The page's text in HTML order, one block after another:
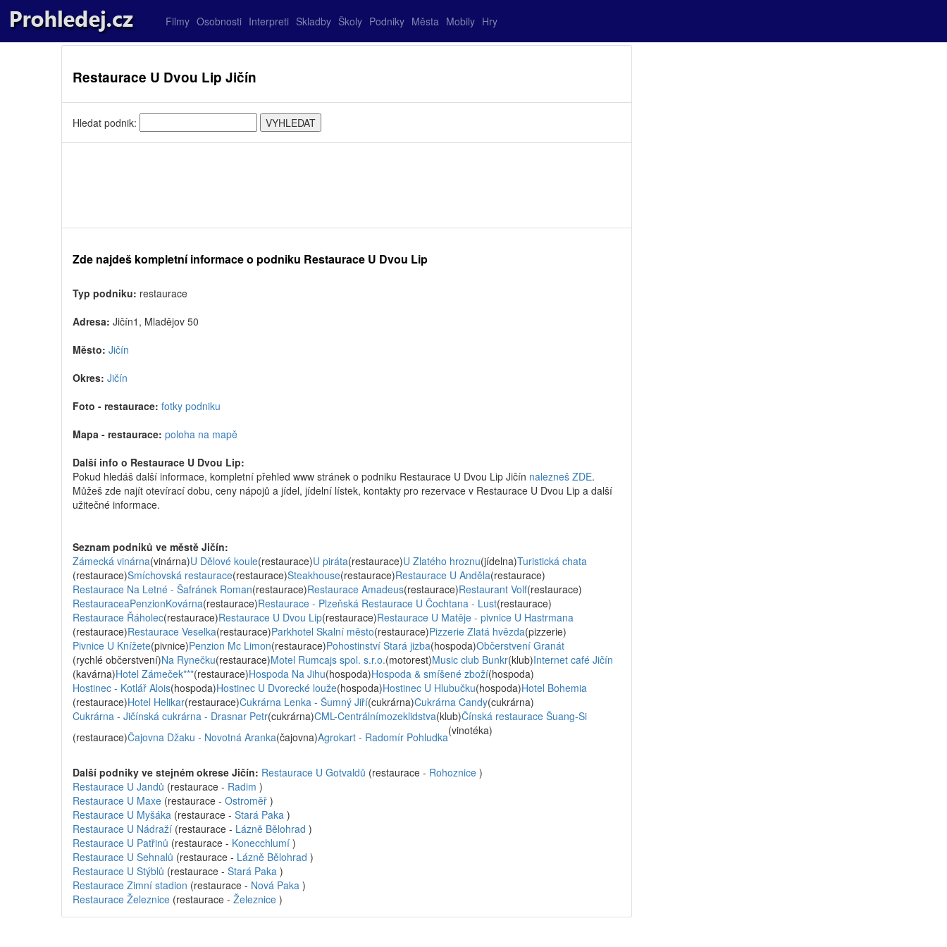
Filmy Osobnosti Interpreti Skladby Školy Podniky Města Mobily Hry
Restaurace U Dvou Lip Jičín
Hledat podnik:
Zde najdeš kompletní informace o podniku Restaurace U Dvou Lip
Typ podniku: restaurace
Adresa: Jičín1, Mladějov 50
Město: Jičín
Okres: Jičín
Foto - restaurace: fotky podniku
Mapa - restaurace: poloha na mapě
Další info o Restaurace U Dvou Lip:
Pokud hledáš další informace, kompletní přehled www stránek o podniku Restaurace U Dvou Lip Jičín nalezneš ZDE.
Můžeš zde najít otevírací dobu, ceny nápojů a jídel, jídelní lístek, kontakty pro rezervace v Restaurace U Dvou Lip a další
užitečné informace.
Seznam podniků ve městě Jičín:
Zámecká vinárna(vinárna)U Dělové koule(restaurace)U piráta(restaurace)U Zlatého hroznu(jídelna)Turistická chata
(restaurace)Smíchovská restaurace(restaurace)Steakhouse(restaurace)Restaurace U Anděla(restaurace)
Restaurace Na Letné - Šafránek Roman(restaurace)Restaurace Amadeus(restaurace)Restaurant Volf(restaurace)
RestauraceaPenzionKovárna(restaurace)Restaurace - Plzeňská Restaurace U Čochtana - Lust(restaurace)
Restaurace Řáholec(restaurace)Restaurace U Dvou Lip(restaurace)Restaurace U Matěje - pivnice U Hastrmana
(restaurace)Restaurace Veselka(restaurace)Parkhotel Skalní město(restaurace)Pizzerie Zlatá hvězda(pizzerie)
Pivnice U Knížete(pivnice)Penzion Mc Limon(restaurace)Pohostinství Stará jizba(hospoda)Občerstvení Granát
(rychlé občerstvení)Na Rynečku(restaurace)Motel Rumcajs spol. s.r.o.(motorest)Music club Bunkr(klub)Internet café Jičín
(kavárna)Hotel Zámeček***(restaurace)Hospoda Na Jihu(hospoda)Hospoda & smíšené zboží(hospoda)
Hostinec - Kotlář Alois(hospoda)Hostinec U Dvorecké louže(hospoda)Hostinec U Hlubučku(hospoda)Hotel Bohemia
(restaurace)Hotel Helikar(restaurace)Cukrárna Lenka - Šumný Jiří(cukrárna)Cukrárna Candy(cukrárna)
Cukrárna - Jičínská cukrárna - Drasnar Petr(cukrárna)CML-Centrálnímozeklidstva(klub)Čínská restaurace Šuang-Si
(restaurace)Čajovna Džaku - Novotná Aranka(čajovna)Agrokart - Radomír Pohludka(vinotéka)
Další podniky ve stejném okrese Jičín: Restaurace U Gotvaldů (restaurace - Rohoznice )
Restaurace U Jandů (restaurace - Radim )
Restaurace U Maxe (restaurace - Ostroměř )
Restaurace U Myšáka (restaurace - Stará Paka )
Restaurace U Nádraží (restaurace - Lázně Bělohrad )
Restaurace U Patřinů (restaurace - Konecchlumí )
Restaurace U Sehnalů (restaurace - Lázně Bělohrad )
Restaurace U Stýblů (restaurace - Stará Paka )
Restaurace Zimní stadion (restaurace - Nová Paka )
Restaurace Železnice (restaurace - Železnice )